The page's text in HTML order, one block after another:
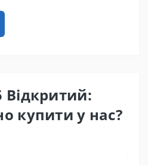
Відкритий:
купити у нас?